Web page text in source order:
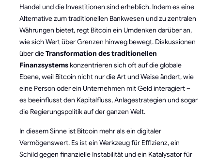
Handel und die Investitionen sind erheblich. Indem es eine
Alternative zum traditionellen Bankwesen und zu zentralen
Währungen bietet, regt Bitcoin ein Umdenken darüber an,
wie sich Wert über Grenzen hinweg bewegt. Diskussionen
über dieTransformation des traditionellen
Finanzsystemskonzentrieren sich oft auf die globale
Ebene, weil Bitcoin nicht nur die Art und Weise ändert, wie
eine Person oder ein Unternehmen mit Geld interagiert –
es beeinflusst den Kapitalfluss, Anlagestrategien und sogar
die Regierungspolitik auf der ganzen Welt.
In diesem Sinne ist Bitcoin mehr als ein digitaler
Vermögenswert. Es ist ein Werkzeug für Effizienz, ein
Schild gegen finanzielle Instabilität und ein Katalysator für